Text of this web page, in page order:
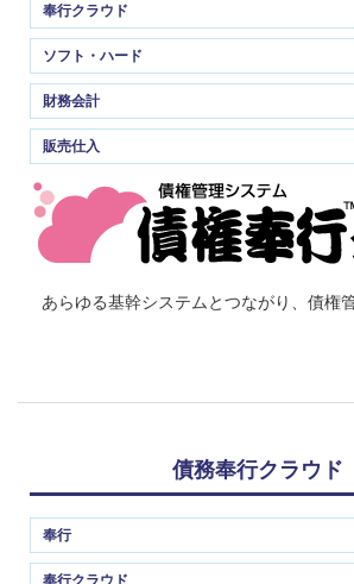
奉行クラウド
ソフト・ハード
財務会計
販売仕入
あらゆる基幹システムとつながり、債権
債務奉行クラウド
奉行